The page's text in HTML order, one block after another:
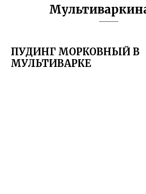
ПУДИНГ МОРКОВНЫЙ В
МУЛЬТИВАРКЕ